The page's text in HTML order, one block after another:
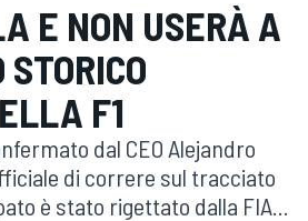
E NON USERÀ A
STORICO
F1
dal CEO Alejandro
di correre sul tracciato
è stato rigettato dalla FIA...